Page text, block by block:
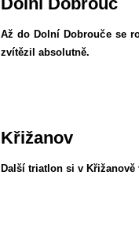
Až do Dolní Dobrouče se
zvítězil absolutně.
Křižanov
Další triatlon si v